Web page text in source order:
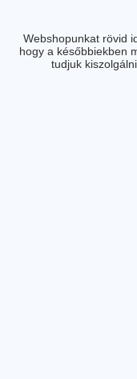
Webshopunkat rövid
hogy a későbbiekben
tudjuk